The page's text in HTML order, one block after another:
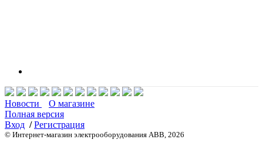
Новости
О магазине
Полная версия
Вход / Регистрация
© Интернет-магазин электрооборудования ABB, 2026